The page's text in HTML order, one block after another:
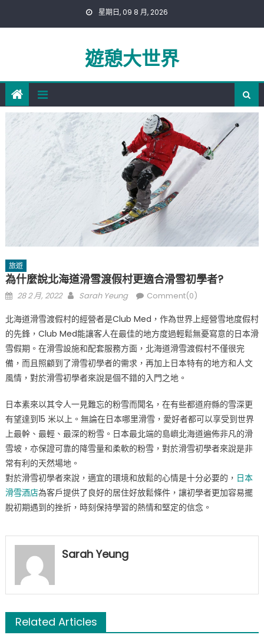
星期日, 09 8 月, 2026
遊憩大世界
旅遊
為什麼說北海道滑雪渡假村更適合滑雪初學者?
Posted
28 2 月, 2022 Author
Sarah Yeung Comment(0)
北海道滑雪渡假村的經營者是Club Med，作為世界上經營雪地度假村
的先鋒，Club Med能讓客人在最佳的地方度過輕鬆無憂寫意的日本滑
雪假期。在滑雪設施和配套服務方面，北海道滑雪渡假村不僅很完
備，而且照顧到了滑雪初學者的需求，再加上日本特有的地方和人文
風情，對於滑雪初學者來說是個不錯的入門之地。
日本素來以其令人一見難忘的粉雪而聞名，在有些都道府縣的雪深更
有望達到15 米以上。無論在日本哪里滑雪，愛好者都可以享受到世界
上最幹、最輕、最深的粉雪。日本最北端的島嶼北海道遍佈非凡的滑
雪坡，亦保證可靠的降雪量和柔軟的粉雪，對於滑雪初學者來說是非
常有利的天然場地。
對於滑雪初學者來說，適宜的環境和放鬆的心情是十分必要的， 日本
滑雪酒店為客戶提供了良好的居住好放鬆條件，讓初學者更加容易擺
脫初期遇到的挫折，時刻保持學習的熱情和堅定的信念。
Sarah Yeung
Related Articles